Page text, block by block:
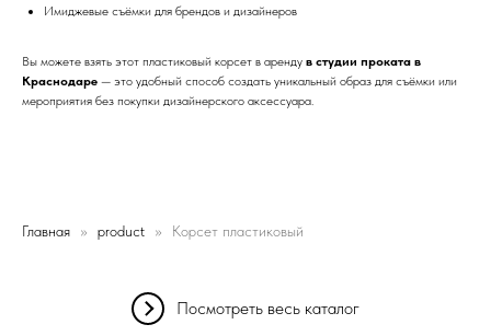
Имиджевые съёмки для брендов и дизайнеров
Вы можете взять этот пластиковый корсет в аренду в студии проката в
Краснодаре — это удобный способ создать уникальный образ для съёмки или
мероприятия без покупки дизайнерского аксессуара.
Главная product Корсет пластиковый
Посмотреть весь каталог